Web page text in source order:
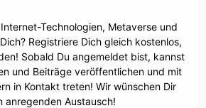
Technologien, Metaverse und
Registriere Dich gleich kostenlos,
Sobald Du angemeldet bist, kannst
und Beiträge veröffentlichen und mit
in Kontakt treten! Wir wünschen Dir
anregenden Austausch!